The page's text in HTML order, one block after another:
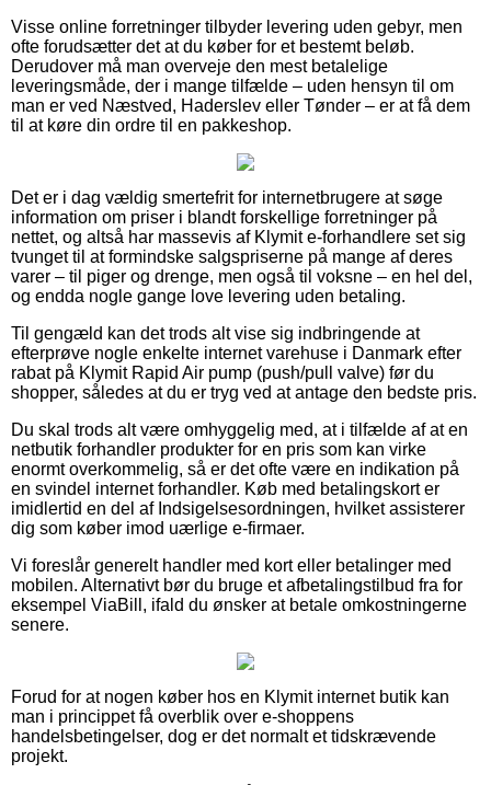
Visse online forretninger tilbyder levering uden gebyr, men
ofte forudsætter det at du køber for et bestemt beløb.
Derudover må man overveje den mest betalelige
leveringsmåde, der i mange tilfælde – uden hensyn til om
man er ved Næstved, Haderslev eller Tønder – er at få dem
til at køre din ordre til en pakkeshop.
Det er i dag vældig smertefrit for internetbrugere at søge
information om priser i blandt forskellige forretninger på
nettet, og altså har massevis af Klymit e-forhandlere set sig
tvunget til at formindske salgspriserne på mange af deres
varer – til piger og drenge, men også til voksne – en hel del,
og endda nogle gange love levering uden betaling.
Til gengæld kan det trods alt vise sig indbringende at
efterprøve nogle enkelte internet varehuse i Danmark efter
rabat på Klymit Rapid Air pump (push/pull valve) før du
shopper, således at du er tryg ved at antage den bedste pris.
Du skal trods alt være omhyggelig med, at i tilfælde af at en
netbutik forhandler produkter for en pris som kan virke
enormt overkommelig, så er det ofte være en indikation på
en svindel internet forhandler. Køb med betalingskort er
imidlertid en del af Indsigelsesordningen, hvilket assisterer
dig som køber imod uærlige e-firmaer.
Vi foreslår generelt handler med kort eller betalinger med
mobilen. Alternativt bør du bruge et afbetalingstilbud fra for
eksempel ViaBill, ifald du ønsker at betale omkostningerne
senere.
Forud for at nogen køber hos en Klymit internet butik kan
man i princippet få overblik over e-shoppens
handelsbetingelser, dog er det normalt et tidskrævende
projekt.